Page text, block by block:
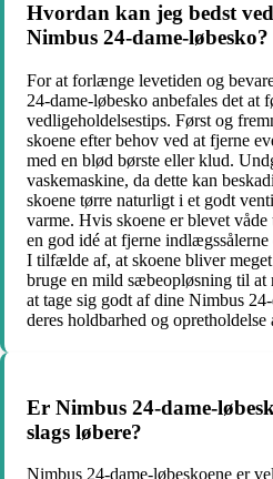
Hvordan kan jeg bedst
Nimbus 24-dame-løbesko?
For at forlænge levetiden og
24-dame-løbesko anbefales det at
vedligeholdelsestips. Først og
skoene efter behov ved at fjerne
med en blød børste eller klud.
vaskemaskine, da dette kan
skoene tørre naturligt i et godt
varme. Hvis skoene er blevet
en god idé at fjerne indlægssålerne
I tilfælde af, at skoene bliver
bruge en mild sæbeopløsning til at
at tage sig godt af dine Nimbus
deres holdbarhed og opretholdelse
Er Nimbus 24-dame-
slags løbere?
Nimbus 24-dame-løbeskoene er